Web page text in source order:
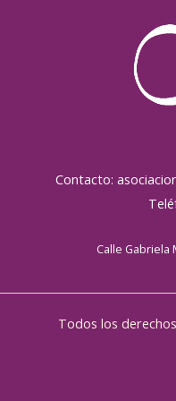
Contacto:
Calle Gabriela
Todos los